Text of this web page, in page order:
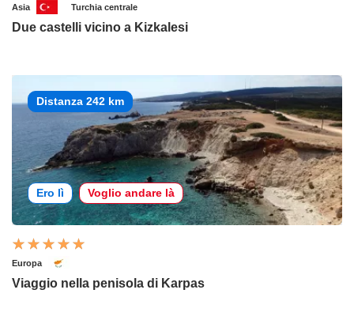
Asia Turchia centrale
Due castelli vicino a Kizkalesi
Distanza 242 km
Ero lì Voglio andare là
Europa
Viaggio nella penisola di Karpas